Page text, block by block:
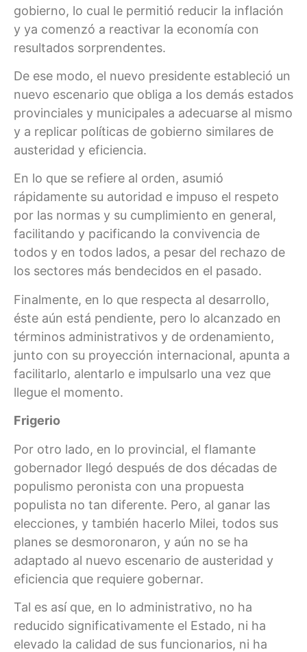
gobierno, lo cual le permitió reducir la inflación
y ya comenzó a reactivar la economía con
resultados sorprendentes.
De ese modo, el nuevo presidente estableció un
nuevo escenario que obliga a los demás estados
provinciales y municipales a adecuarse al mismo
y a replicar políticas de gobierno similares de
austeridad y eficiencia.
En lo que se refiere al orden, asumió
rápidamente su autoridad e impuso el respeto
por las normas y su cumplimiento en general,
facilitando y pacificando la convivencia de
todos y en todos lados, a pesar del rechazo de
los sectores más bendecidos en el pasado.
Finalmente, en lo que respecta al desarrollo,
éste aún está pendiente, pero lo alcanzado en
términos administrativos y de ordenamiento,
junto con su proyección internacional, apunta a
facilitarlo, alentarlo e impulsarlo una vez que
llegue el momento.
Frigerio
Por otro lado, en lo provincial, el flamante
gobernador llegó después de dos décadas de
populismo peronista con una propuesta
populista no tan diferente. Pero, al ganar las
elecciones, y también hacerlo Milei, todos sus
planes se desmoronaron, y aún no se ha
adaptado al nuevo escenario de austeridad y
eficiencia que requiere gobernar.
Tal es así que, en lo administrativo, no ha
reducido significativamente el Estado, ni ha
elevado la calidad de sus funcionarios, ni ha